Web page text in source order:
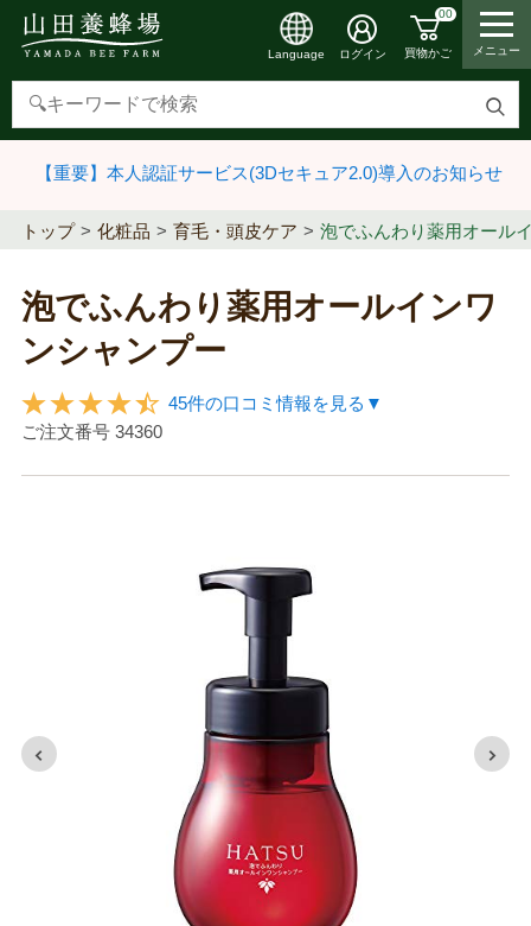
検
す
Language ログイン
00
買物かご メニュー
【重要】本人認証サービス(3Dセキュア2.0)導入のお知らせ
トップ 化粧品 育毛・頭皮ケア 泡でふんわり薬用オール
泡でふんわり薬用オールインワ
ンシャンプー
45件の口コミ情報を見る▼
ご注文番号 34360